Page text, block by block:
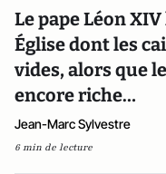
Le pape Léon
Église dont les
vides, alors que
encore riche…
Jean-Marc Sylvestre
6 min de lecture